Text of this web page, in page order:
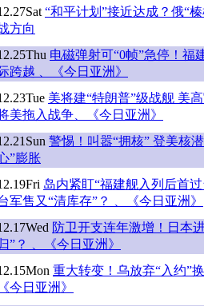
Sat “和平计划”接近达成？俄“
方向
Thu 电磁弹射可“0帧”急停！福
跨越 、《今日亚洲》
Tue 美将建“特朗普”级战舰 美
美拖入战争、《今日亚洲》
Sun 警惕！叫嚣“拥核” 登美核
”膨胀
Fri 岛内紧盯“福建舰入列后首
军售又“清库存”？ 、《今日亚洲》
Wed 防卫开支连年激增！日本
”？ 、《今日亚洲》
Mon 重大转变！乌放弃“入约”
《今日亚洲》